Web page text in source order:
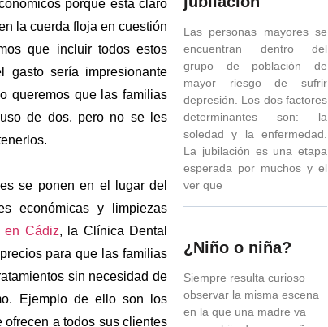
porque está claro
la cuerda floja en cuestión
que incluir todos estos
gasto sería impresionante
queremos que las familias
de dos, pero no se les
se ponen en el lugar del
económicas y limpiezas
en Cádiz, la Clínica Dental
para que las familias
sin necesidad de
Ejemplo de ello son los
ofrecen a todos sus clientes
Las personas mayores se
encuentran dentro del
grupo de población de
mayor riesgo de sufrir
depresión. Los dos factores
determinantes son: la
soledad y la enfermedad.
La jubilación es una etapa
esperada por muchos y el
ver que
¿Niño o niña?
Siempre resulta curioso
observar la misma escena
en la que una madre va